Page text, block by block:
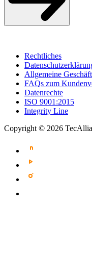
Rechtliches
Allgemeine
FAQs zum
Datenrechte
ISO 9001:2015
Integrity Line
Copyright © 2026